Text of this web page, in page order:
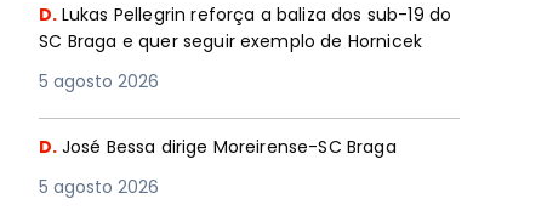
D. Lukas Pellegrin reforça a baliza dos sub-19 do
SC Braga e quer seguir exemplo de Hornicek
5 agosto 2026
D. José Bessa dirige Moreirense-SC Braga
5 agosto 2026